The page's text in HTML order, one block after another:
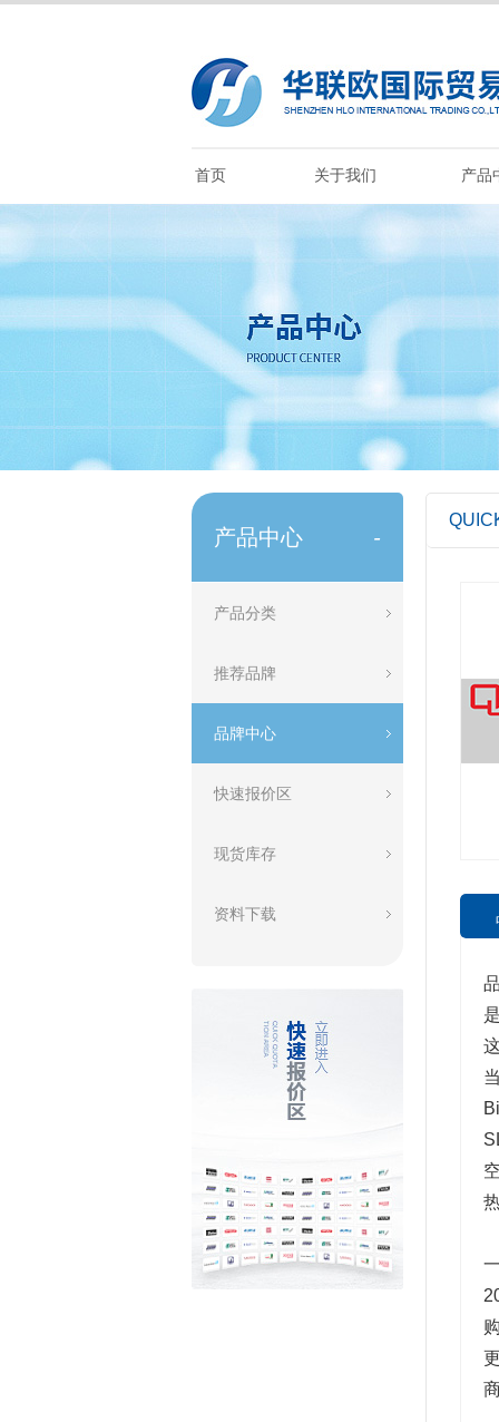
首页 关于我们 产品
产品中心 -
产品分类
推荐品牌
品牌中心
快速报价区
现货库存
资料下载